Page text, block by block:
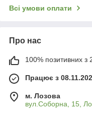
Всі умови оплати
Про нас
100% позитивних з
Працює з
м. Лозова
вул.Соборна, 15,